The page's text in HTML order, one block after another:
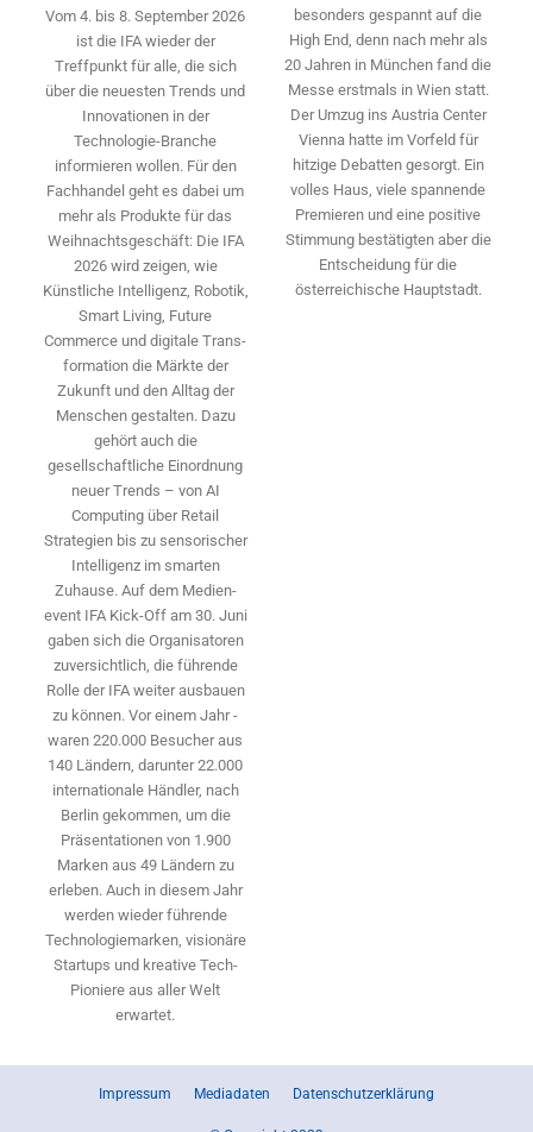
Vom 4. bis 8. September 2026
ist die IFA wieder der
Treffpunkt für alle, die sich
über die neuesten Trends und
Innovationen in der
Technologie-­Branche
informieren wollen. Für den
Fachhandel geht es dabei um
mehr als Produkte für das
Weihnachtsgeschäft: Die IFA
2026 wird ­zeigen, wie
Künstliche Intelligenz, Robotik,
Smart Living, Future
Commerce und digitale Trans­
formation die Märkte der
Zukunft und den Alltag der
Menschen gestalten. Dazu
gehört auch die
gesellschaftliche Einordnung
neuer Trends – von AI
Computing über Retail
Strategien bis zu sensorischer
Intelligenz im smarten
Zuhause. Auf dem Medien­
event IFA Kick-Off am 30. Juni
gaben sich die Organisatoren
zuversichtlich, die führende
Rolle der IFA weiter ausbauen
zu können. Vor einem Jahr ­
waren 220.000 Besucher aus
140 ­Ländern, ­darunter 22.000
internationale Händler, nach
Berlin gekommen, um die
Präsen­tationen von 1.900
Marken aus 49 Ländern zu
erleben. Auch in diesem Jahr
werden wieder führende
Technologiemarken, visionäre
Startups und ­kreative Tech-
Pioniere aus aller Welt
erwartet.
besonders gespannt auf die
High End, denn nach mehr als
20 Jahren in München fand die
Messe erstmals in Wien statt.
Der Umzug ins Austria Center
Vienna hatte im Vorfeld für
hitzige Debatten gesorgt. Ein
volles Haus, viele spannende
Premieren und eine positive
Stimmung bestätigten aber die
Entscheidung für die
österreichische Hauptstadt.
Impressum Mediadaten Datenschutzerklärung